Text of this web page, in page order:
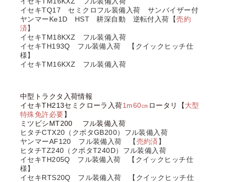
イセキTQ17 セミクロフル装備入荷 サンバイザー付
ヤンマーKe1D HST 耕深自動 逆転付入荷【売約
済】
イセキTM18KXZ フル装備入荷
イセキTH193Q フル装備入荷 【クイックヒッチ仕
様】
イセキTM16KXZ フル装備入荷
中型トラクタ入荷情報
イセキTH213セミクローラ入荷1m60㎝ ロータリ【大型
特殊免許必要】
ミツビシMT200 フル装備入荷
ヒタチCTX20（クボタGB200）フル装備入荷
ヤンマーAF120 フル装備入荷 【売約済 】
ヒタチTZ240（クボタT240D）フル装備入荷
イセキTH205Q フル装備入荷 【クイックヒッチ仕
様】
イセキRTS20Q フル装備入荷 【クイックヒッチ仕